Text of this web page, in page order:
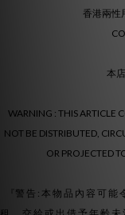
香港兩性
本
WARNING : THIS ARTICLE
NOT BE DISTRIBUTED,
OR PROJECTED
『警 告 : 本 物 品 內 容 可 能